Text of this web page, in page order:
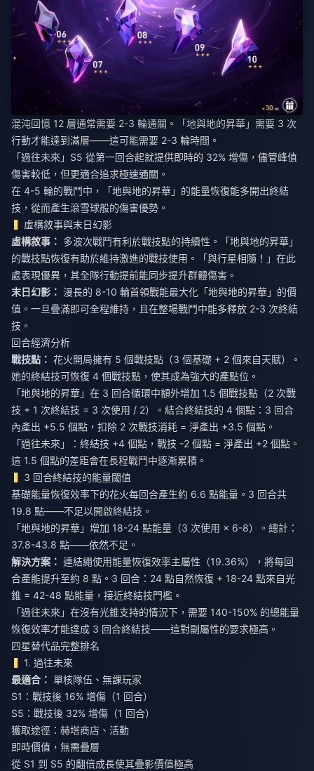
混沌回憶 12 層通常需要 2-3 輪通關。「地與地的昇華」需要 3 次
行動才能達到滿層——這可能需要 2-3 輪時間。
「過往未來」S5 從第一回合起就提供即時的 32% 增傷，儘管峰值
傷害較低，但更適合追求極速通關。
在 4-5 輪的戰鬥中，「地與地的昇華」的能量恢復能多開出終結
技，從而產生滾雪球般的傷害優勢。
虛構敘事與末日幻影
虛構敘事： 多波次戰鬥有利於戰技點的持續性。「地與地的昇華」
的戰技點恢復有助於維持激進的戰技使用。「與行星相隨！」在此
處表現優異，其全隊行動提前能同步提升群體傷害。
末日幻影： 漫長的 8-10 輪首領戰能最大化「地與地的昇華」的價
值。一旦疊滿即可全程維持，且在整場戰鬥中能多釋放 2-3 次終結
技。
回合經濟分析
戰技點： 花火開局擁有 5 個戰技點（3 個基礎 + 2 個來自天賦）。
她的終結技可恢復 4 個戰技點，使其成為強大的產點位。
「地與地的昇華」在 3 回合循環中額外增加 1.5 個戰技點（2 次戰
技 + 1 次終結技 = 3 次使用 / 2）。結合終結技的 4 個點：3 回合
內產出 +5.5 個點，扣除 2 次戰技消耗 = 淨產出 +3.5 個點。
「過往未來」：終結技 +4 個點，戰技 -2 個點 = 淨產出 +2 個點。
這 1.5 個點的差距會在長程戰鬥中逐漸累積。
3 回合終結技的能量閾值
基礎能量恢復效率下的花火每回合產生約 6.6 點能量。3 回合共
19.8 點——不足以開啟終結技。
「地與地的昇華」增加 18-24 點能量（3 次使用 × 6-8）。總計：
37.8-43.8 點——依然不足。
解決方案： 連結繩使用能量恢復效率主屬性（19.36%），將每回
合產能提升至約 8 點。3 回合：24 點自然恢復 + 18-24 點來自光
錐 = 42-48 點能量，接近終結技門檻。
「過往未來」在沒有光錐支持的情況下，需要 140-150% 的總能量
恢復效率才能達成 3 回合終結技——這對副屬性的要求極高。
四星替代品完整排名
1. 過往未來
最適合： 單核隊伍、無課玩家
S1：戰技後 16% 增傷（1 回合）
S5：戰技後 32% 增傷（1 回合）
獲取途徑：赫塔商店、活動
即時價值，無需疊層
從 S1 到 S5 的翻倍成長使其疊影價值極高